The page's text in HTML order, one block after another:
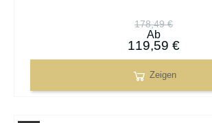
178,49 €
Ab
119,59 €
Zeigen